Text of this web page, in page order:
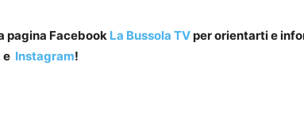
pagina Facebook La Bussola TVper orientarti e
e Instagram!